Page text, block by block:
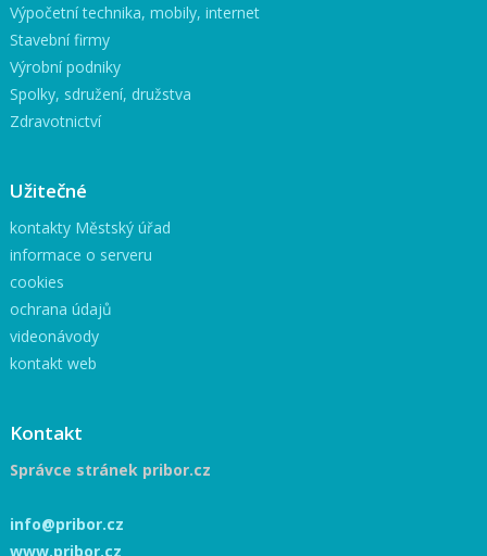
Výpočetní technika, mobily, internet
Stavební firmy
Výrobní podniky
Spolky, sdružení, družstva
Zdravotnictví
Užitečné
kontakty Městský úřad
informace o serveru
cookies
ochrana údajů
videonávody
kontakt web
Kontakt
Správce stránek pribor.cz
info@pribor.cz
www.pribor.cz